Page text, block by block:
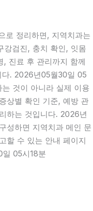
로 정리하면, 지역치과는
강검진, 충치 확인, 잇몸
진료 후 관리까지 함께
다. 2026년05월30일 05
것이 아니라 실제 이용
상별 확인 기준, 예방 관
하는 것입니다. 2026년
성하면 지역치과 메인 문
할 수 있는 안내 페이지
05시18분